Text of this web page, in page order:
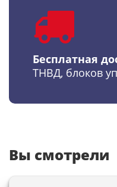
Бесплатная
ТНВД, блоков
Вы смотрели